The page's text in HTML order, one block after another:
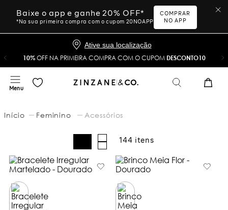
Baixe o app e ganhe 20% OFF*
*Na sua primeira compra com o cupom 20NOAPP
COMPRAR
NO APP
Ative sua localização
10%OFF NA PRIMEIRA COMPRA COM O CUPOM DESCONTO10
Feminino Acessórios
144